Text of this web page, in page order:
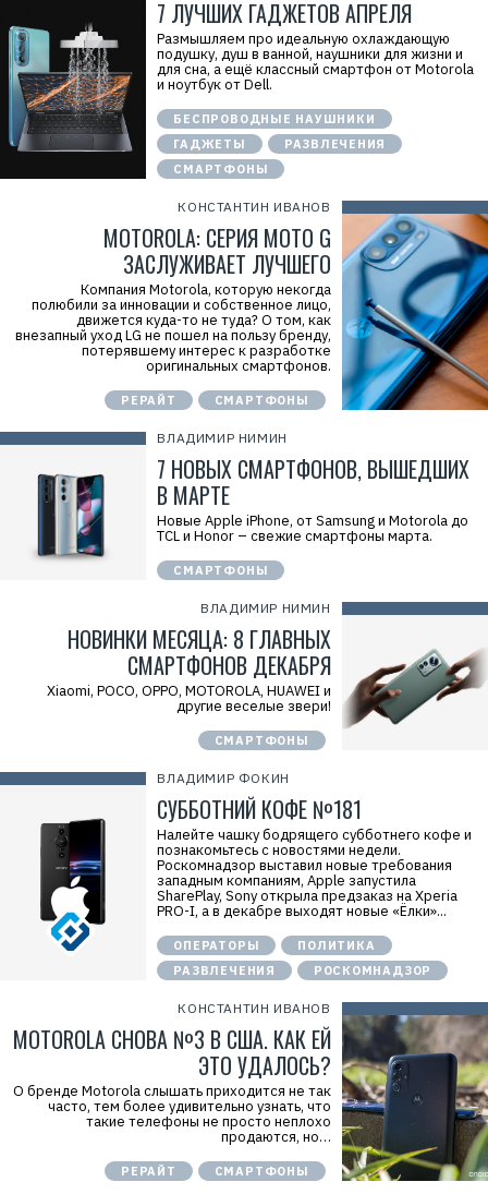
7 ЛУЧШИХ ГАДЖЕТОВ АПРЕЛЯ
Размышляем про идеальную охлаждающую
подушку, душ в ванной, наушники для жизни и
для сна, а ещё классный смартфон от Motorola
и ноутбук от Dell.
БЕСПРОВОДНЫЕ НАУШНИКИ
ГАДЖЕТЫ
РАЗВЛЕЧЕНИЯ
СМАРТФОНЫ
КОНСТАНТИН ИВАНОВ
MOTOROLA: СЕРИЯ MOTO G
ЗАСЛУЖИВАЕТ ЛУЧШЕГО
Компания Motorola, которую некогда
полюбили за инновации и собственное лицо,
движется куда-то не туда? О том, как
внезапный уход LG не пошел на пользу бренду,
потерявшему интерес к разработке
оригинальных смартфонов.
РЕРАЙТ СМАРТФОНЫ
ВЛАДИМИР НИМИН
7 НОВЫХ СМАРТФОНОВ, ВЫШЕДШИХ
В МАРТЕ
Новые Apple iPhone, от Samsung и Motorola до
TCL и Honor – свежие смартфоны марта.
СМАРТФОНЫ
ВЛАДИМИР НИМИН
НОВИНКИ МЕСЯЦА: 8 ГЛАВНЫХ
СМАРТФОНОВ ДЕКАБРЯ
Xiaomi, POCO, OPPO, MOTOROLA, HUAWEI и
другие веселые звери!
СМАРТФОНЫ
ВЛАДИМИР ФОКИН
СУББОТНИЙ КОФЕ №181
Налейте чашку бодрящего субботнего кофе и
познакомьтесь с новостями недели.
Роскомнадзор выставил новые требования
западным компаниям, Apple запустила
SharePlay, Sony открыла предзаказ на Xperia
PRO-I, а в декабре выходят новые «Ёлки»...
ОПЕРАТОРЫ
ПОЛИТИКА
РАЗВЛЕЧЕНИЯ
РОСКОМНАДЗОР
КОНСТАНТИН ИВАНОВ
MOTOROLA СНОВА №3 В США. КАК ЕЙ
ЭТО УДАЛОСЬ?
О бренде Motorola слышать приходится не так
часто, тем более удивительно узнать, что
такие телефоны не просто неплохо
продаются, но…
РЕРАЙТ СМАРТФОНЫ